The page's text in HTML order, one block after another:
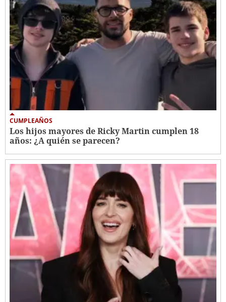
CUMPLEAÑOS
Los hijos mayores de Ricky Martin cumplen 18
años: ¿A quién se parecen?